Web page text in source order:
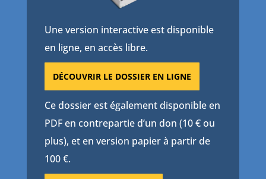
Une version interactive est disponible
en ligne, en accès libre.
DÉCOUVRIR LE DOSSIER EN LIGNE
Ce dossier est également disponible en
PDF en contrepartie d’un don (10 € ou
plus), et en version papier à partir de
100 €.